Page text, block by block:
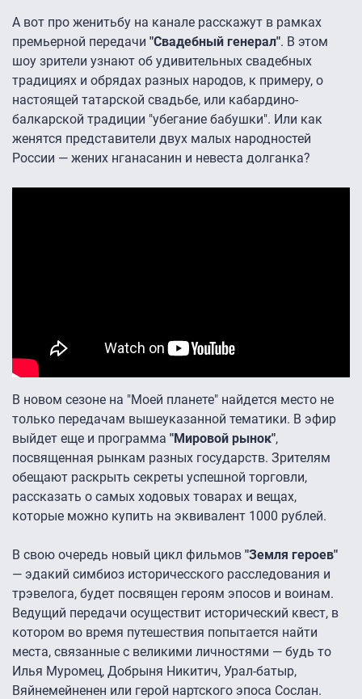
А вот про женитьбу на канале расскажут в рамках
премьерной передачи "Свадебный генерал". В этом
шоу зрители узнают об удивительных свадебных
традициях и обрядах разных народов, к примеру, о
настоящей татарской свадьбе, или кабардино-
балкарской традиции "убегание бабушки". Или как
женятся представители двух малых народностей
России — жених нганасанин и невеста долганка?
В новом сезоне на "Моей планете" найдется место не
только передачам вышеуказанной тематики. В эфир
выйдет еще и программа "Мировой рынок",
посвященная рынкам разных государств. Зрителям
обещают раскрыть секреты успешной торговли,
рассказать о самых ходовых товарах и вещах,
которые можно купить на эквивалент 1000 рублей.
В свою очередь новый цикл фильмов "Земля героев"
— эдакий симбиоз историчесского расследования и
трэвелога, будет посвящен героям эпосов и воинам.
Ведущий передачи осуществит исторический квест, в
котором во время путешествия попытается найти
места, связанные с великими личностями — будь то
Илья Муромец, Добрыня Никитич, Урал-батыр,
Вяйнемейненен или герой нартского эпоса Сослан.